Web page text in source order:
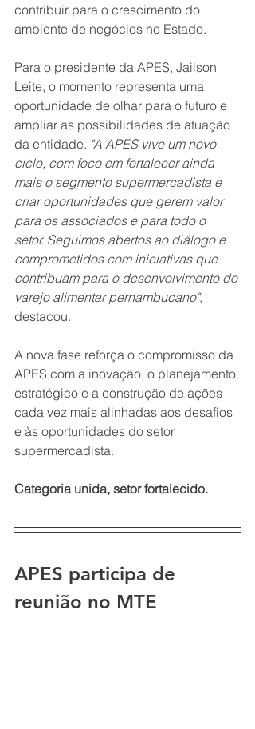
contribuir para o crescimento do
ambiente de negócios no Estado.
Para o presidente da APES, Jailson
Leite, o momento representa uma
oportunidade de olhar para o futuro e
ampliar as possibilidades de atuação
da entidade. "A APES vive um novo
ciclo, com foco em fortalecer ainda
mais o segmento supermercadista e
criar oportunidades que gerem valor
para os associados e para todo o
setor. Seguimos abertos ao diálogo e
comprometidos com iniciativas que
contribuam para o desenvolvimento do
varejo alimentar pernambucano",
destacou.
A nova fase reforça o compromisso da
APES com a inovação, o planejamento
estratégico e a construção de ações
cada vez mais alinhadas aos desafios
e às oportunidades do setor
supermercadista.
Categoria unida, setor fortalecido.
APES participa de
reunião no MTE